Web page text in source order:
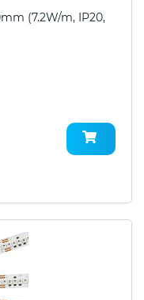
(7.2W/m, IP20,